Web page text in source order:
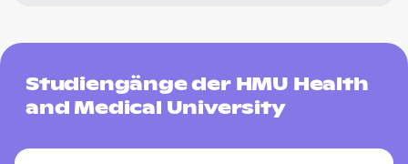
Studiengänge der HMU Health
and Medical University